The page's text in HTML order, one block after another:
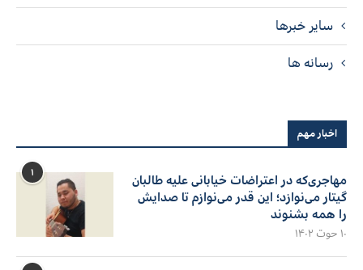
سایر خبرها
رسانه ها
اخبار مهم
۱
مهاجری‌که در اعتراضات خیابانی علیه طالبان
گیتار می‌نوازد؛ این قدر می‌نوازم تا صدایش
را همه بشنوند
۱۰ حوت ۱۴۰۲